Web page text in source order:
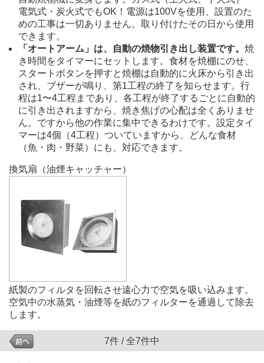
電気式・炭火式でもOK！電源は100Vを使用、設置のた
めの工事は一切ありません。取り付けたその日から使用
できます。
「オートアーム」は、自動の焼物引き出し装置です。 焼
き時間をタイマーにセットします。食材を焼棚にのせ、
スタートボタンを押すと焼棚は自動的に火床から引き出
され、ブザーが鳴り、第1工程の終了を知らせます。行
程は1〜4工程まであり、各工程が終了するごとに自動的
に引き出されますから、焼き焦げの心配は全くありませ
ん。ですから他の作業に集中できるわけです。設定タイ
マーは4個（4工程）ついていますから、どんな食材
（魚・肉・野菜）にも、対応できます。
換気扇（油煙キャッチャー）
紙製のフィルタを回転させ遠心力で空気を吸い込みます。
空気中の水蒸気・油煙等を紙のフィルターを通過して除去
します。
7件 / 全7件中